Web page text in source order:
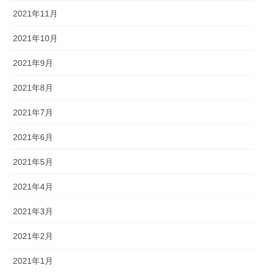
2021年11月
2021年10月
2021年9月
2021年8月
2021年7月
2021年6月
2021年5月
2021年4月
2021年3月
2021年2月
2021年1月